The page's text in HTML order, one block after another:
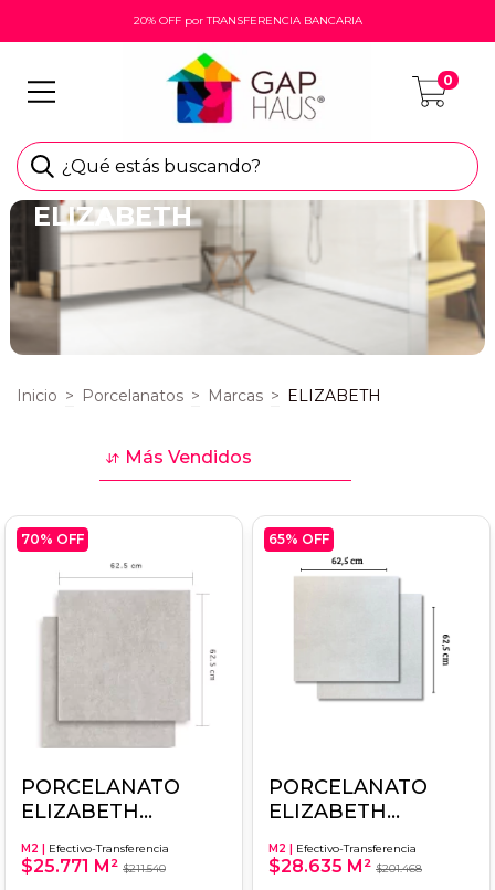
20% OFF por TRANSFERENCIA BANCARIA
¿Qué estás buscando?
0
ELIZABETH
Inicio > Porcelanatos > Marcas > ELIZABETH
70% OFF
PORCELANATO
ELIZABETH
HD 62X62
M2 | Efectivo-Transferencia
$25.771 M² $211.540
65% OFF
PORCELANATO
ELIZABETH
WHITE 62X62
M2 | Efectivo-Transferencia
$28.635 M² $201.468